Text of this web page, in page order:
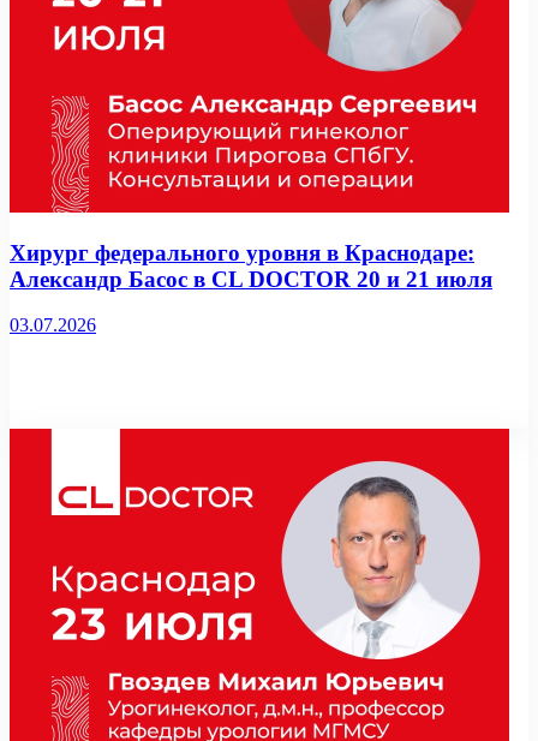
Хирург федерального уровня в Краснодаре:
Александр Басос в CL DOCTOR 20 и 21 июля
03.07.2026